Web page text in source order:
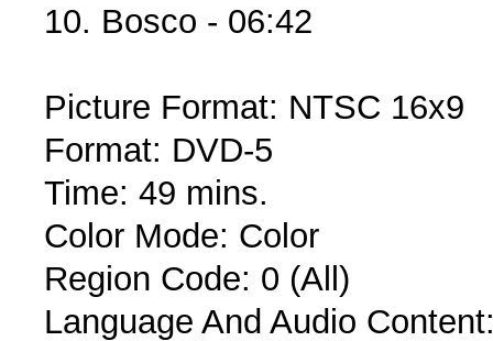
10. Bosco - 06:42
Picture Format: NTSC 16x9
Format: DVD-5
Time: 49 mins.
Color Mode: Color
Region Code: 0 (All)
Language And Audio